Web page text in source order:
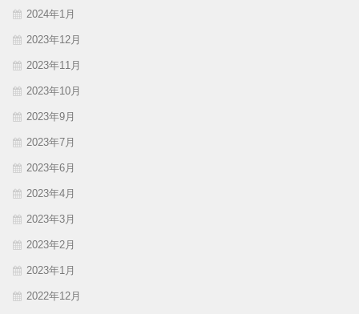
2024年1月
2023年12月
2023年11月
2023年10月
2023年9月
2023年7月
2023年6月
2023年4月
2023年3月
2023年2月
2023年1月
2022年12月